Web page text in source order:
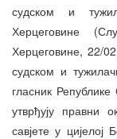
судском и
Херцеговине
Херцеговине, 22/
судском и
гласник
утврђују правни
савјете у